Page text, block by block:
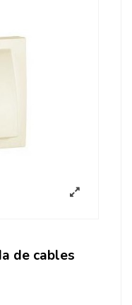
de cables